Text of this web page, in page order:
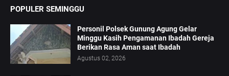
POPULER SEMINGGU
Personil Polsek Gunung Agung Gelar
Minggu Kasih Pengamanan Ibadah Gereja
Berikan Rasa Aman saat Ibadah
Agustus 02, 2026